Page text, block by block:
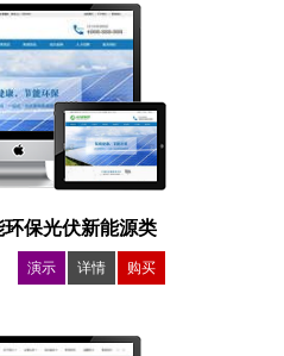
保光伏新能源类
演示 详情 购买